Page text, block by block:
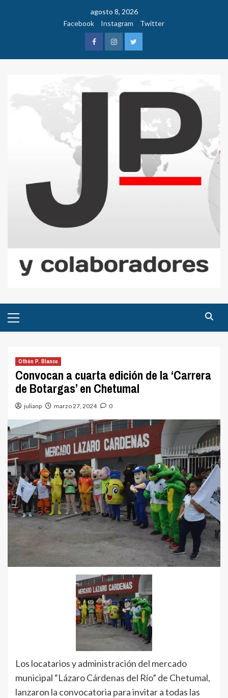
agosto 8, 2026
Facebook
Instagram Twitter
FacebookInstagramTwitter
principal
Othón P. Blanco
Convocan a cuarta edición de la ‘Carrera
de Botargas’ en Chetumal
julianp marzo 27, 2024 0
Los locatarios y administración del mercado
municipal “Lázaro Cárdenas del Río” de Chetumal,
lanzaron la convocatoria para invitar a todas las